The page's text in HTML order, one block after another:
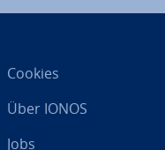
Cookies
Über IONOS
Jobs